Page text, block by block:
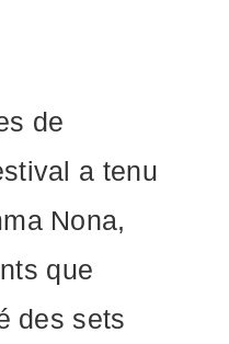
de
a tenu
Nona,
que
des sets